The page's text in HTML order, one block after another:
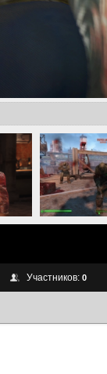
Участников: 0